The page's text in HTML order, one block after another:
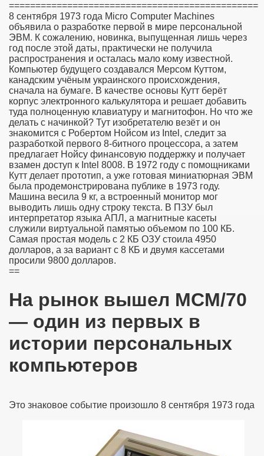
===============================================
8 сентября 1973 года Micro Computer Machines
объявила о разработке первой в мире персональной
ЭВМ. К сожалению, новинка, выпущенная лишь через
год после этой даты, практически не получила
распространения и осталась мало кому известной.
Компьютер будущего создавался Мерсом Куттом,
канадским учёным украинского происхождения,
сначала на бумаге. В качестве основы Кутт берёт
корпус электронного калькулятора и решает добавить
туда полноценную клавиатуру и магнитофон. Но что же
делать с начинкой? Тут изобретателю везёт и он
знакомится с Робертом Нойсом из Intel, следит за
разработкой первого 8-битного процессора, а затем
предлагает Нойсу финансовую поддержку и получает
взамен доступ к Intel 8008. В 1972 году с помощниками
Кутт делает прототип, а уже готовая миниатюрная ЭВМ
была продемонстрирована публике в 1973 году.
Машина весила 9 кг, а встроенный монитор мог
выводить лишь одну строку текста. В ПЗУ был
интерпретатор языка АПЛ, а магнитные касеты
служили виртуальной памятью объемом по 100 КБ.
Самая простая модель с 2 КБ ОЗУ стоила 4950
долларов, а за вариант с 8 КБ и двумя кассетами
просили 9800 долларов.
==
На рынок вышел MCM/70
— один из первых в
истории персональных
компьютеров
Это знаковое событие произошло 8 сентября 1973 года